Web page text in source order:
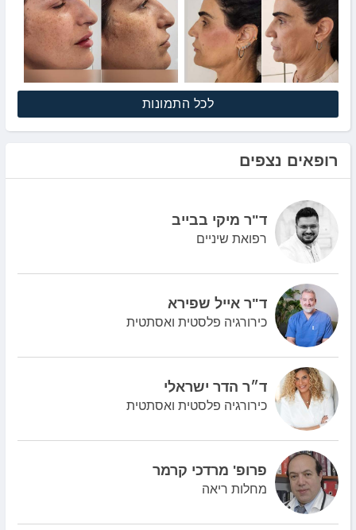
לכל התמונות
רופאים נצפים
ד"ר מיקי בבייב
רפואת שיניים
ד"ר אייל שפירא
כירורגיה פלסטית ואסתטית
ד״ר הדר ישראלי
כירורגיה פלסטית ואסתטית
פרופ' מרדכי קרמר
מחלות ריאה